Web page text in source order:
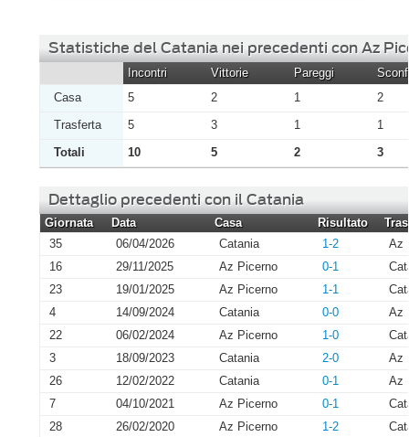
Statistiche del Catania nei precedenti con Az
Incontri Vittorie Pareggi
Casa
5 2 1
2
Trasferta
5 3 1
1
Totali
10 5 2 3
Dettaglio precedenti con il Catania
Giornata Data Casa Risultato
35
06/04/2026 Catania 1-2
Az
16
29/11/2025 Az Picerno 0-1
23
19/01/2025 Az Picerno 1-1
4
14/09/2024 Catania 0-0
Az
22
06/02/2024 Az Picerno 1-0
3
18/09/2023 Catania 2-0
Az
26
12/02/2022 Catania 0-1
Az
7
04/10/2021 Az Picerno 0-1
28
26/02/2020 Az Picerno 1-2